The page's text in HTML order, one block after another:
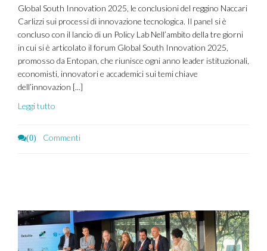
Global South Innovation 2025, le conclusioni del reggino Naccari
Carlizzi sui processi di innovazione tecnologica. Il panel si è
concluso con il lancio di un Policy Lab Nell’ambito della tre giorni
in cui si è articolato il forum Global South Innovation 2025,
promosso da Entopan, che riunisce ogni anno leader istituzionali,
economisti, innovatori e accademici sui temi chiave
dell’innovazion [...]
Leggi tutto
(0) Commenti